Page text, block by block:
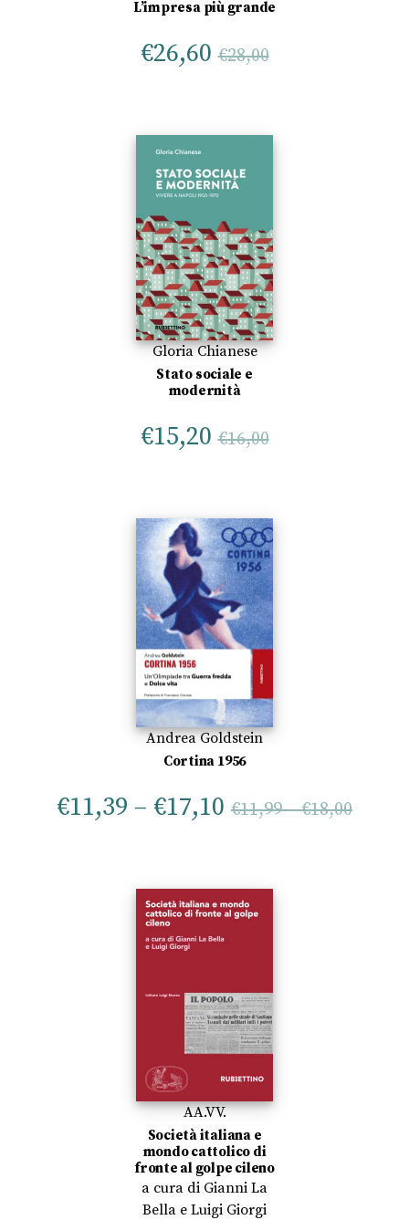
L’impresa più grande
€26,60 €28,00
Gloria Chianese
Stato sociale e
modernità
€15,20 €16,00
Andrea Goldstein
Cortina 1956
€11,39 – €17,10 €11,99–€18,00
AA.VV.
Società italiana e
mondo cattolico di
fronte al golpe cileno
a cura di Gianni La
Bella e Luigi Giorgi